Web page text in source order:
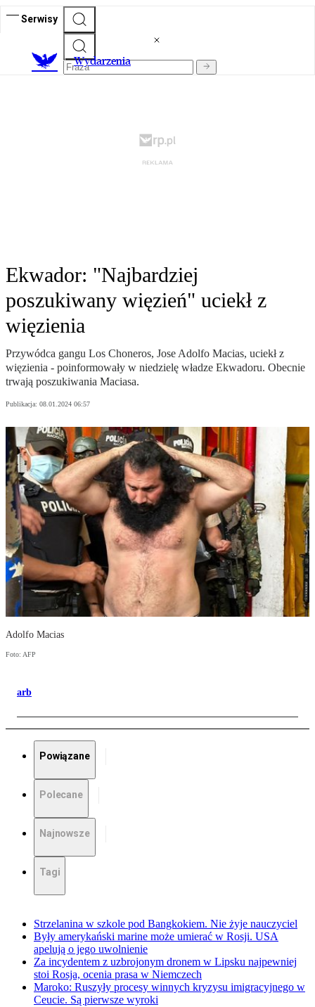
Serwisy
Wydarzenia
Ekwador: "Najbardziej
poszukiwany więzień" uciekł z
więzienia
Przywódca gangu Los Choneros, Jose Adolfo Macias, uciekł z
więzienia - poinformowały w niedzielę władze Ekwadoru. Obecnie
trwają poszukiwania Maciasa.
Publikacja: 08.01.2024 06:57
Adolfo Macias
Foto: AFP
arb
Powiązane
Polecane
Najnowsze
Tagi
Strzelanina w szkole pod Bangkokiem. Nie żyje nauczyciel
Były amerykański marine może umierać w Rosji. USA
apelują o jego uwolnienie
Za incydentem z uzbrojonym dronem w Lipsku najpewniej
stoi Rosja, ocenia prasa w Niemczech
Maroko: Ruszyły procesy winnych kryzysu imigracyjnego w
Ceucie. Są pierwsze wyroki